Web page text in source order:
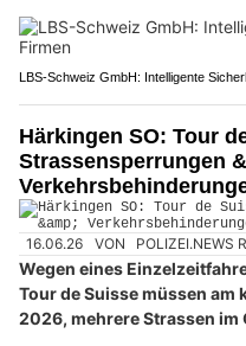
LBS-Schweiz GmbH: Intelligente
Härkingen SO: Tour
Strassensperrungen
16.06.26 VON POLIZEI.NEWS
Wegen eines
Tour de Suisse müssen am
2026, mehrere Strassen im